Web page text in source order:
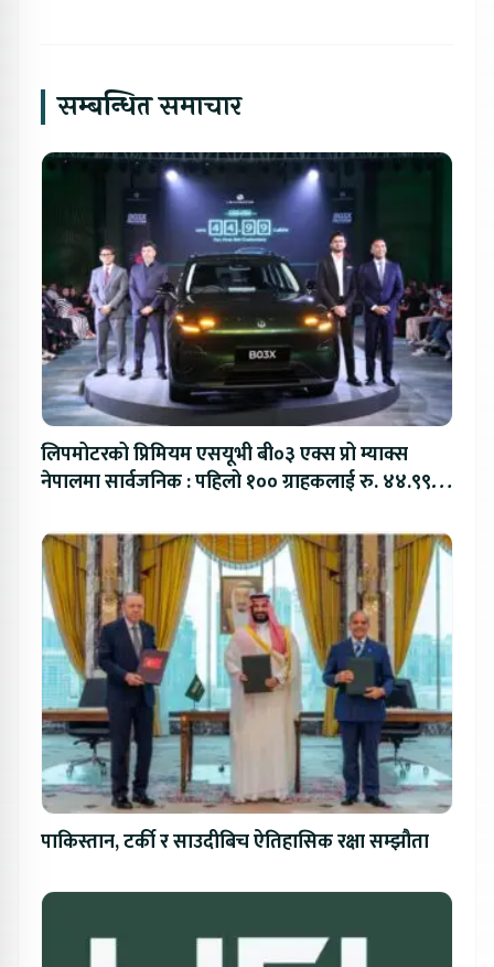
सम्बन्धित समाचार
लिपमोटरको प्रिमियम एसयूभी बी०३ एक्स प्रो म्याक्स
नेपालमा सार्वजनिक : पहिलो १०० ग्राहकलाई रु. ४४.९९
पाकिस्तान, टर्की र साउदीबिच ऐतिहासिक रक्षा सम्झौता